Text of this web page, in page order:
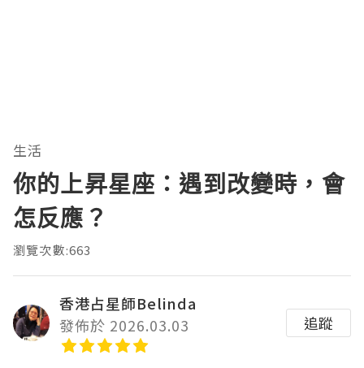
生活
你的上昇星座：遇到改變時，會
怎反應？
瀏覽次數:663
香港占星師Belinda
發佈於 2026.03.03
追蹤